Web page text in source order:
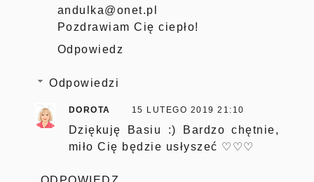
andulka@onet.pl
Pozdrawiam Cię ciepło!
Odpowiedz
Odpowiedzi
DOROTA 15 LUTEGO 2019 21:10
Dziękuję Basiu :) Bardzo chętnie,
miło Cię będzie usłyszeć ♡♡♡